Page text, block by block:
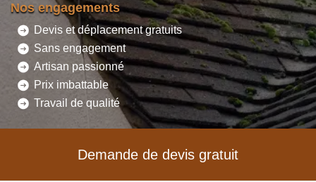
Nos engagements
Devis et déplacement gratuits
Sans engagement
Artisan passionné
Prix imbattable
Travail de qualité
Demande de devis gratuit